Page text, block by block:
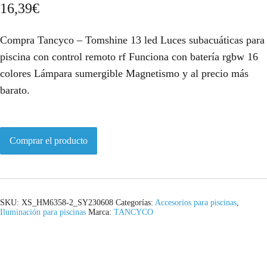
16,39€
Compra Tancyco – Tomshine 13 led Luces subacuáticas para
piscina con control remoto rf Funciona con batería rgbw 16
colores Lámpara sumergible Magnetismo y al precio más
barato.
Comprar el producto
SKU: XS_HM6358-2_SY230608 Categorías: Accesorios para piscinas,
Iluminación para piscinas Marca: TANCYCO